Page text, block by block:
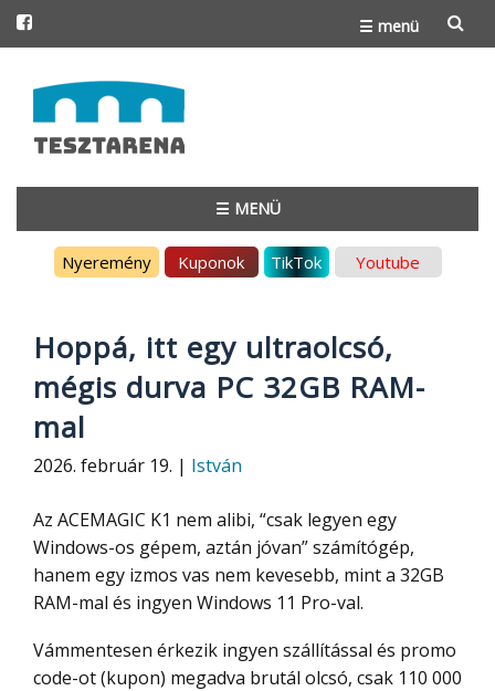
☰ menü
to
content
☰ MENÜ
Nyeremény Kuponok TikTok Youtube
Hoppá, itt egy ultraolcsó,
mégis durva PC 32GB RAM-
mal
2026. február 19. | István
Az ACEMAGIC K1 nem alibi, “csak legyen egy
Windows-os gépem, aztán jóvan” számítógép,
hanem egy izmos vas nem kevesebb, mint a 32GB
RAM-mal és ingyen Windows 11 Pro-val.
Vámmentesen érkezik ingyen szállítással és promo
code-ot (kupon) megadva brutál olcsó, csak 110 000